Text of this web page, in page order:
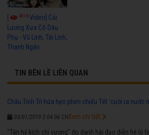
[ 4016Video] Cải
Lương Xưa Cô Dâu
Phụ - Vũ Linh, Tài Linh,
Thanh Ngân
TIN BÊN LỀ LIÊN QUAN
Châu Tinh Trì hứa hẹn phim chiếu Tết 'cười ra nước
03/01/2019 2:04:06 CH
"Tân hỷ kịch chi vương" do danh hài đạo diễn hé lộ
Xem chi tiết